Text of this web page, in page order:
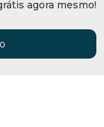
agora mesmo!